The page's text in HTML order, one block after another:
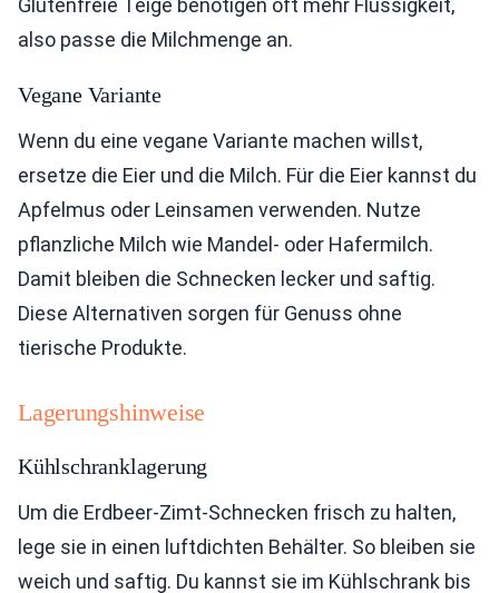
Glutenfreie Teige benötigen oft mehr Flüssigkeit,
also passe die Milchmenge an.
Vegane Variante
Wenn du eine vegane Variante machen willst,
ersetze die Eier und die Milch. Für die Eier kannst du
Apfelmus oder Leinsamen verwenden. Nutze
pflanzliche Milch wie Mandel- oder Hafermilch.
Damit bleiben die Schnecken lecker und saftig.
Diese Alternativen sorgen für Genuss ohne
tierische Produkte.
Lagerungshinweise
Kühlschranklagerung
Um die Erdbeer-Zimt-Schnecken frisch zu halten,
lege sie in einen luftdichten Behälter. So bleiben sie
weich und saftig. Du kannst sie im Kühlschrank bis